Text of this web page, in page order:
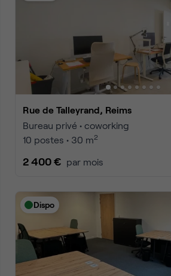
Rue de Talleyrand, Reims
Bureau privé • coworking
10 postes • 30 m2
2 400 € par mois
Dispo